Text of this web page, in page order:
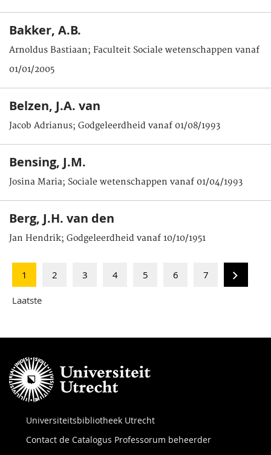
Bakker, A.B.
Arnoldus Bastiaan; Faculteit Sociale wetenschappen vanaf
01/01/2005
Belzen, J.A. van
Jacob Adrianus; Godgeleerdheid vanaf 01/08/1993
Bensing, J.M.
Josina Maria; Sociale wetenschappen vanaf 01/04/1993
Berg, J.H. van den
Jan Hendrik; Godgeleerdheid vanaf 10/10/1951
1 2 3 4 5 6 7
Laatste
Universiteitsbibliotheek Utrecht
Contact de Catalogus Professorum beheerder